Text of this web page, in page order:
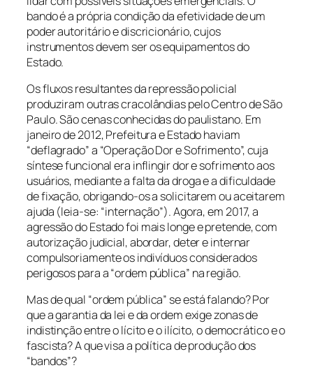
bando é a própria condição da efetividade de um
poder autoritário e discricionário, cujos
instrumentos devem ser os equipamentos do
Estado.
Os fluxos resultantes da repressão policial
produziram outras cracolândias pelo Centro de São
Paulo. São cenas conhecidas do paulistano. Em
janeiro de 2012, Prefeitura e Estado haviam
“deflagrado” a “Operação Dor e Sofrimento”, cuja
síntese funcional era inflingir dor e sofrimento aos
usuários, mediante a falta da droga e a dificuldade
de fixação, obrigando-os a solicitarem ou aceitarem
ajuda (leia-se: “internação”). Agora, em 2017, a
agressão do Estado foi mais longe e pretende, com
autorização judicial, abordar, deter e internar
compulsoriamente os indivíduos considerados
perigosos para a “ordem pública” na região.
Mas de qual “ordem pública” se está falando? Por
que a garantia da lei e da ordem exige zonas de
indistinção entre o lícito e o ilícito, o democrático e o
fascista? A que visa a política de produção dos
“bandos”?